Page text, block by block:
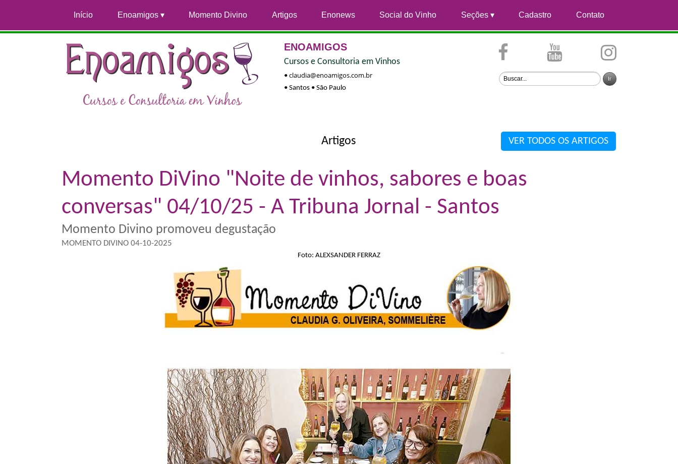
Início Enoamigos Momento Divino Artigos Enonews Social do Vinho Seções Cadastro Contato
ENOAMIGOS
Cursos e Consultoria em Vinhos
• claudia@enoamigos.com.br
• Santos • São Paulo
Artigos VER TODOS OS ARTIGOS
Momento DiVino "Noite de vinhos, sabores e boas
conversas" 04/10/25 - A Tribuna Jornal - Santos
Momento Divino promoveu degustação
MOMENTO DIVINO 04-10-2025
Foto: ALEXSANDER FERRAZ